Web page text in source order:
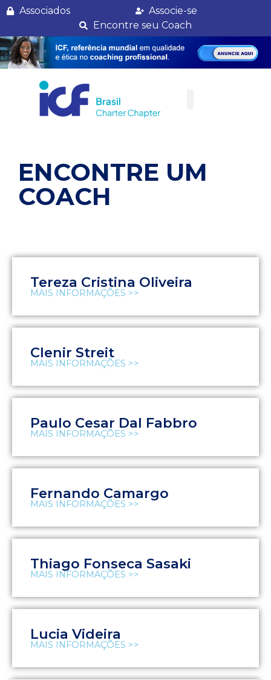
Associados
Associe-se
Encontre seu Coach
ENCONTRE UM
COACH
Tereza Cristina Oliveira
MAIS INFORMAÇÕES >>
Clenir Streit
MAIS INFORMAÇÕES >>
Paulo Cesar Dal Fabbro
MAIS INFORMAÇÕES >>
Fernando Camargo
MAIS INFORMAÇÕES >>
Thiago Fonseca Sasaki
MAIS INFORMAÇÕES >>
Lucia Videira
MAIS INFORMAÇÕES >>